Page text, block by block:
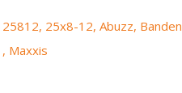
25812, 25x8-12,Abuzz, Banden
, Maxxis